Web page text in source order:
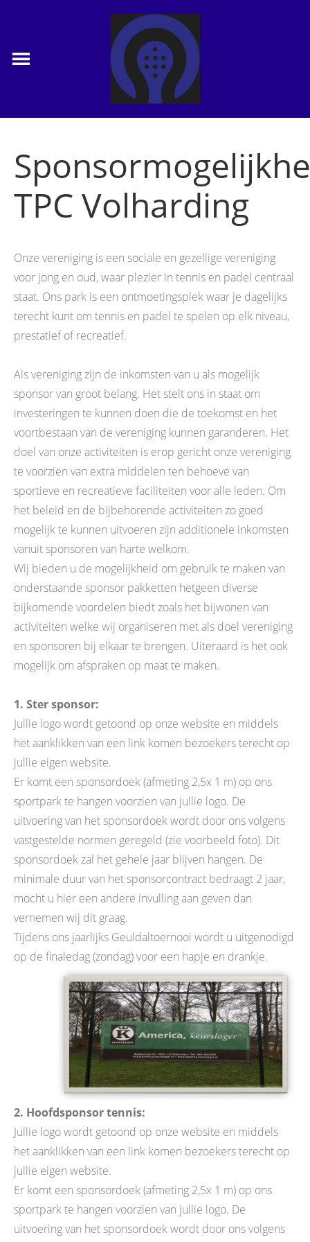
TPC Volharding
Onze vereniging is een sociale en gezellige vereniging
voor jong en oud, waar plezier in tennis en padel centraal
staat. Ons park is een ontmoetingsplek waar je dagelijks
terecht kunt om tennis en padel te spelen op elk niveau,
prestatief of recreatief.
Als vereniging zijn de inkomsten van u als mogelijk
sponsor van groot belang. Het stelt ons in staat om
investeringen te kunnen doen die de toekomst en het
voortbestaan van de vereniging kunnen garanderen. Het
doel van onze activiteiten is erop gericht onze vereniging
te voorzien van extra middelen ten behoeve van
sportieve en recreatieve faciliteiten voor alle leden. Om
het beleid en de bijbehorende activiteiten zo goed
mogelijk te kunnen uitvoeren zijn additionele inkomsten
vanuit sponsoren van harte welkom.
Wij bieden u de mogelijkheid om gebruik te maken van
onderstaande sponsor pakketten hetgeen diverse
bijkomende voordelen biedt zoals het bijwonen van
activiteiten welke wij organiseren met als doel vereniging
en sponsoren bij elkaar te brengen. Uiteraard is het ook
mogelijk om afspraken op maat te maken.
1. Ster sponsor:
Jullie logo wordt getoond op onze website en middels
het aanklikken van een link komen bezoekers terecht op
jullie eigen website.
Er komt een sponsordoek (afmeting 2,5x 1 m) op ons
sportpark te hangen voorzien van jullie logo. De
uitvoering van het sponsordoek wordt door ons volgens
vastgestelde normen geregeld (zie voorbeeld foto). Dit
sponsordoek zal het gehele jaar blijven hangen. De
minimale duur van het sponsorcontract bedraagt 2 jaar,
mocht u hier een andere invulling aan geven dan
vernemen wij dit graag.
Tijdens ons jaarlijks Geuldaltoernooi wordt u uitgenodigd
op de finaledag (zondag) voor een hapje en drankje.
2. Hoofdsponsor tennis:
Jullie logo wordt getoond op onze website en middels
het aanklikken van een link komen bezoekers terecht op
jullie eigen website.
Er komt een sponsordoek (afmeting 2,5x 1 m) op ons
sportpark te hangen voorzien van jullie logo. De
uitvoering van het sponsordoek wordt door ons volgens